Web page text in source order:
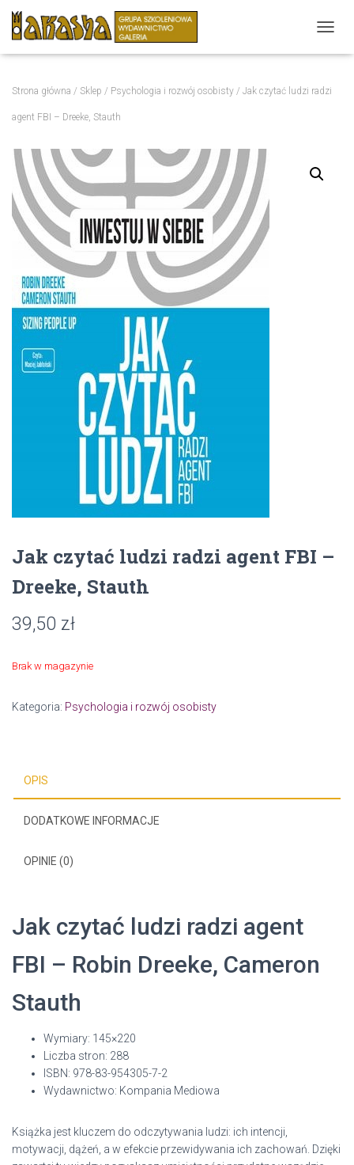
R
Strona główna / Sklep / Psychologia i rozwój osobisty / Jak czytać ludzi radzi
agent FBI – Dreeke, Stauth
Jak czytać ludzi radzi agent FBI –
Dreeke, Stauth
39,50 zł
Brak w magazynie
Kategoria: Psychologia i rozwój osobisty
OPIS
DODATKOWE INFORMACJE
OPINIE (0)
Jak czytać ludzi radzi agent
FBI – Robin Dreeke, Cameron
Stauth
Wymiary: 145×220
Liczba stron: 288
ISBN: 978-83-954305-7-2
Wydawnictwo: Kompania Mediowa
Książka jest kluczem do odczytywania ludzi: ich intencji,
motywacji, dążeń, a w efekcie przewidywania ich zachowań. Dzięki